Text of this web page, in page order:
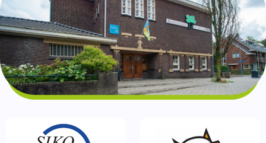
Gezonde school
Kinderopvang
BSO
Routebeschrijving
Privacy